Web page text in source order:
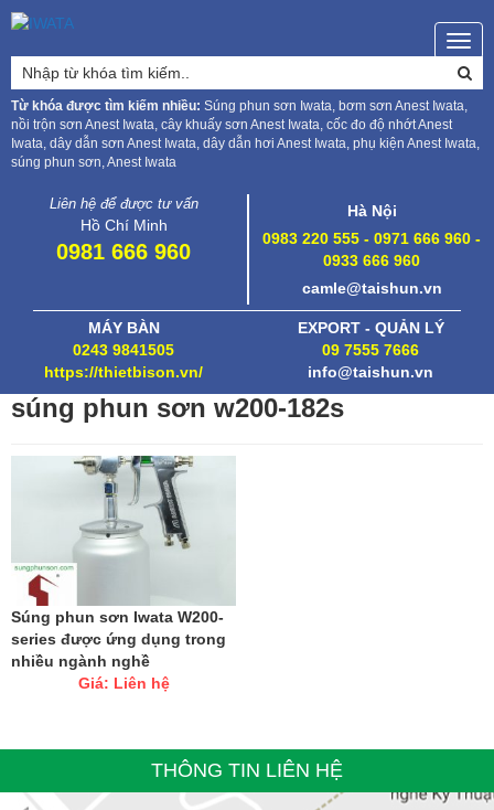
Từ khóa được tìm kiếm nhiều: Súng phun sơn Iwata, bơm sơn Anest Iwata,
nồi trộn sơn Anest Iwata, cây khuấy sơn Anest Iwata, cốc đo độ nhớt Anest
Iwata, dây dẫn sơn Anest Iwata, dây dẫn hơi Anest Iwata, phụ kiện Anest Iwata,
súng phun sơn, Anest Iwata
Liên hệ để được tư vấn
Hồ Chí Minh
0981 666 960
Hà Nội
0983 220 555 - 0971 666 960 -
0933 666 960
camle@taishun.vn
MÁY BÀN
0243 9841505
https://thietbison.vn/
EXPORT - QUẢN LÝ
09 7555 7666
info@taishun.vn
súng phun sơn w200-182s
Súng phun sơn Iwata W200-
series được ứng dụng trong
nhiều ngành nghề
Giá: Liên hệ
THÔNG TIN LIÊN HỆ